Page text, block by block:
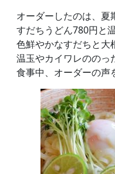
オーダーしたのは、夏
すだちうどん780円と
色鮮やかなすだちと大
温玉やカイワレののっ
食事中、オーダーの声